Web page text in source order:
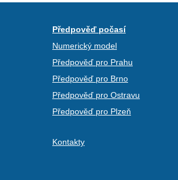
Předpověď počasí
Numerický model
Předpověď pro Prahu
Předpověď pro Brno
Předpověď pro Ostravu
Předpověď pro Plzeň
Kontakty